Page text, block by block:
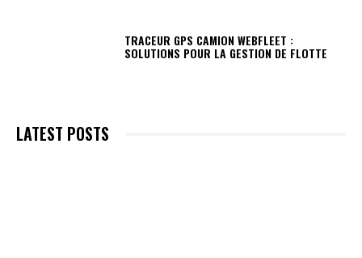
TRACEUR GPS CAMION WEBFLEET :
SOLUTIONS POUR LA GESTION DE FLOTTE
LATEST POSTS